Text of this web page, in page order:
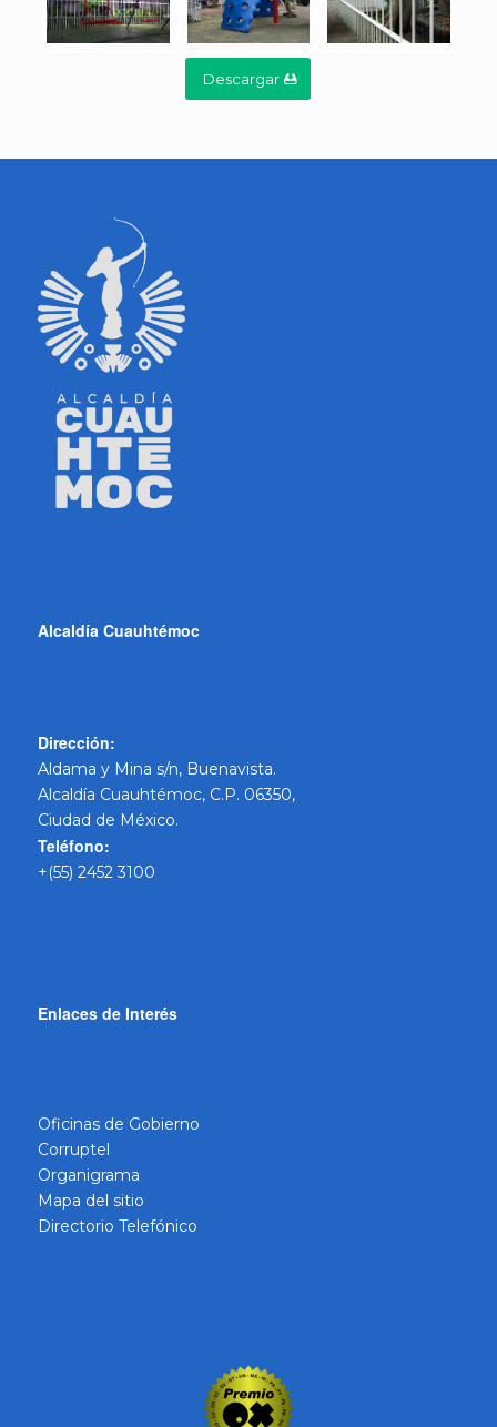
Descargar
Alcaldía Cuauhtémoc
Dirección:
Aldama y Mina s/n, Buenavista.
Alcaldía Cuauhtémoc, C.P. 06350,
Ciudad de México.
Teléfono:
+(55) 2452 3100
Enlaces de Interés
Oficinas de Gobierno
Corruptel
Organigrama
Mapa del sitio
Directorio Telefónico